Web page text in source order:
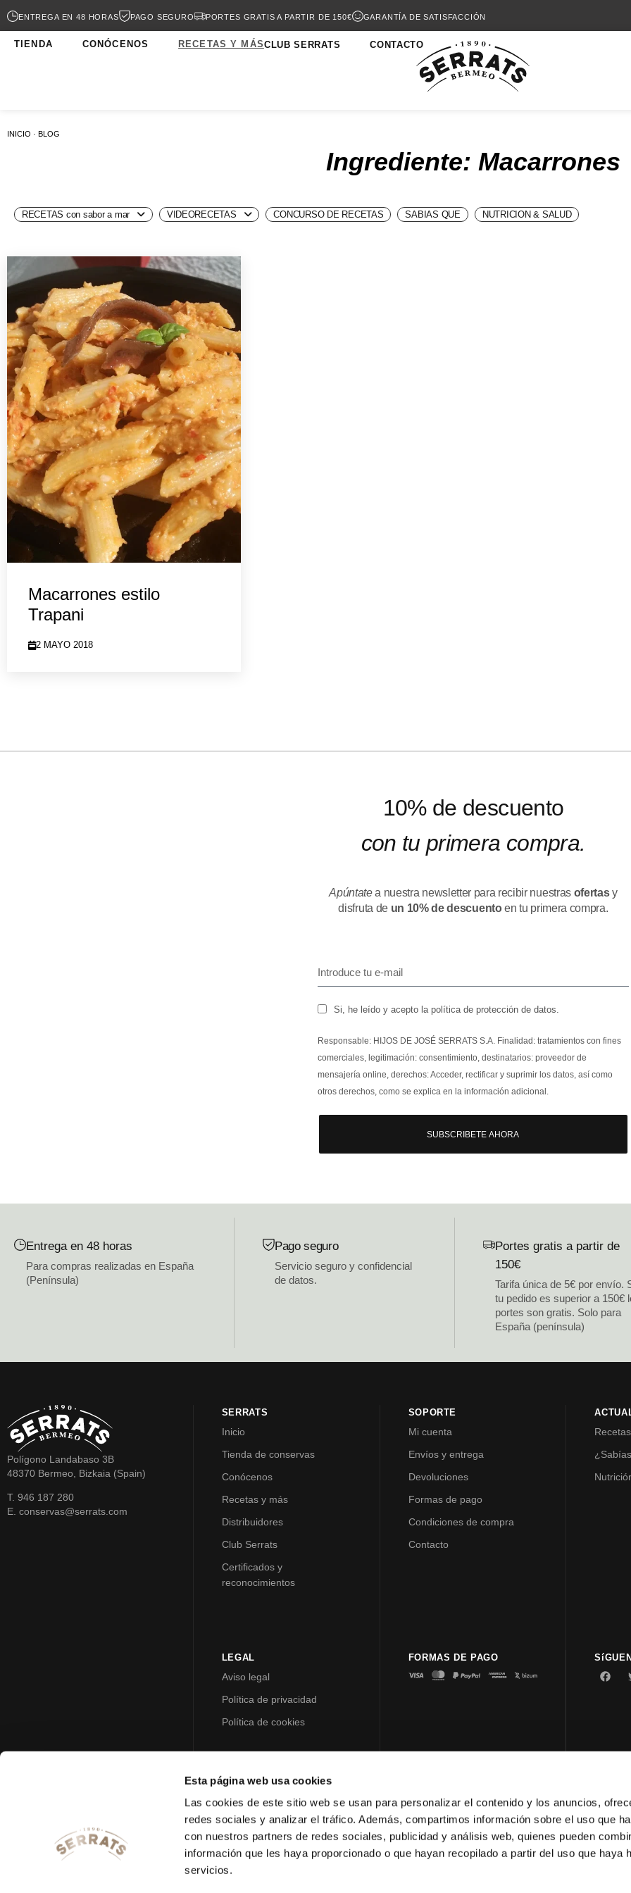
Esta página web usa cookies
Las cookies de este sitio web se usan para personalizar el contenido y los anuncios,
redes sociales y analizar el tráfico. Además, compartimos información sobre el uso que
con nuestros partners de redes sociales, publicidad y análisis web, quienes pueden
información que les haya proporcionado o que hayan recopilado a partir del uso que haya
servicios.
ENTREGA EN 48 HORAS PAGO SEGURO PORTES GRATIS A PARTIR DE 150€ GARANTÍA DE SATISFACCIÓN
TIENDA CONÓCENOS RECETAS Y MÁSCLUB SERRATS CONTACTO
INICIO · BLOG
Ingrediente: Macarrones
RECETAS con sabor a mar VIDEORECETAS CONCURSO DE RECETAS SABIAS QUE NUTRICION & SALUD
Macarrones estilo
Trapani
2 MAYO 2018
10% de descuento
con tu primera compra.
Apúntatea nuestra newsletter para recibir nuestras ofertasy
disfruta de un 10% de descuentoen tu primera compra.
Si, he leído y acepto la política de protección de datos.
Responsable: HIJOS DE JOSÉ SERRATS S.A. Finalidad: tratamientos con fines
comerciales, legitimación: consentimiento, destinatarios: proveedor de
mensajería online, derechos: Acceder, rectificar y suprimir los datos, así como
otros derechos, como se explica en la información adicional.
SUBSCRIBETE AHORA
Entrega en 48 horas
Para compras realizadas en España
(Península)
Pago seguro
Servicio seguro y confidencial
de datos.
Portes gratis a partir de
150€
Tarifa única de 5€ por envío.
tu pedido es superior a 150€
portes son gratis. Solo para
España (península)
Polígono Landabaso 3B
48370 Bermeo, Bizkaia (Spain)
T. 946 187 280
E. conservas@serrats.com
SERRATS
Inicio
Tienda de conservas
Conócenos
Recetas y más
Distribuidores
Club Serrats
Certificados y
reconocimientos
SOPORTE
Mi cuenta
Envíos y entrega
Devoluciones
Formas de pago
Condiciones de compra
Contacto
Recetas
LEGAL
Aviso legal
Política de privacidad
Política de cookies
FORMAS DE PAGO
© 2023